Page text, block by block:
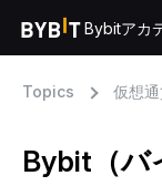
Bybitアカ
Topics 仮想
Bybit（バ